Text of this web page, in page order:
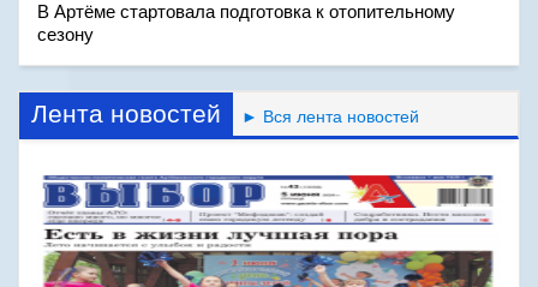
В Артёме стартовала подготовка к отопительному
сезону
Лента новостей ► Вся лента новостей